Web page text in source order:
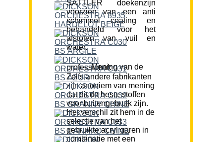
SATTLER doekenzijn
voorzien van een anti
schimmel coating en
behandeld voor het
afstoten van vuil en
water.
Mening van de professional:
Zelfs andere fabrikanten
zijn anoniem van mening
dat dit de beste stoffen
voor buitengebruik zijn.
Het verschil zit hem in de
selectie van het
gebruikte acryl garen in
combinatie met een